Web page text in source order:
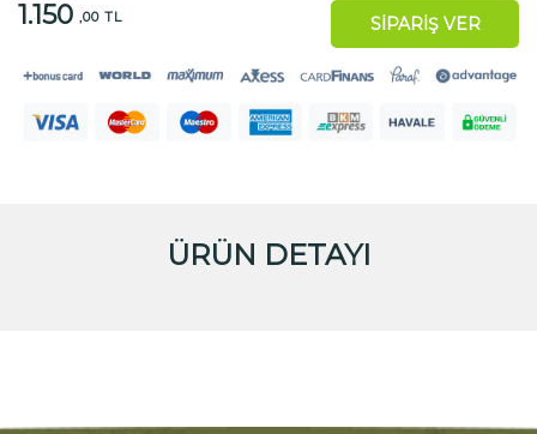
1.150 ,00 TL SİPARİŞ VER
ÜRÜN DETAYI